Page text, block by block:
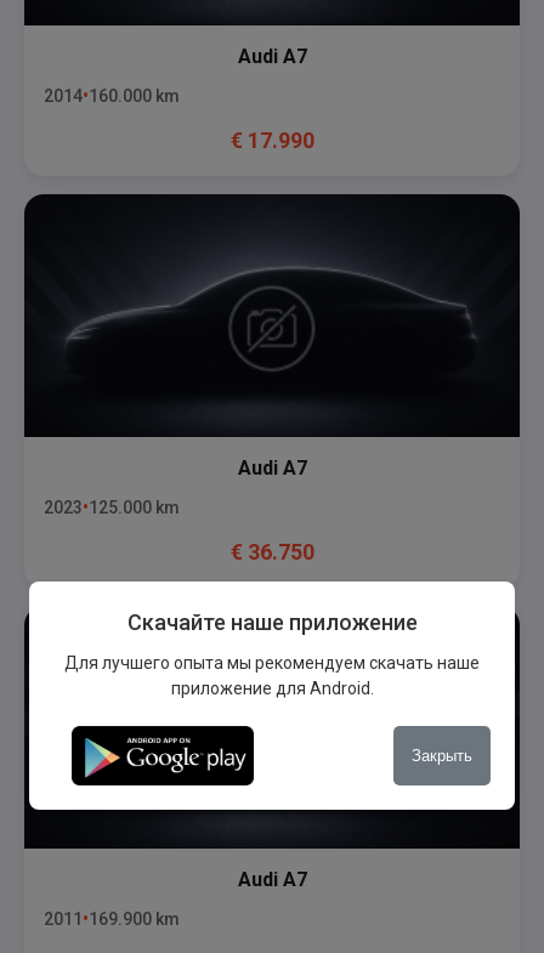
Audi A7
2014 160.000 km
€ 17.990
Audi A7
2023 125.000 km
€ 36.750
Audi A7
2011 169.900 km
Скачайте наше приложение
Для лучшего опыта мы рекомендуем скачать наше
приложение для Android.
Закрыть